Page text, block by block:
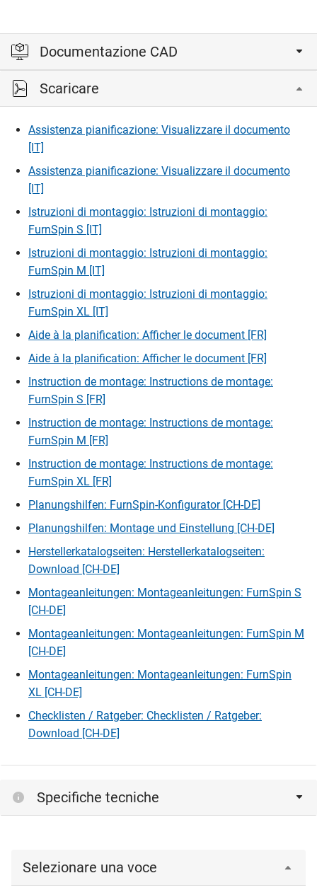
Documentazione CAD
Accedi per visualizzare e scaricare i file CAD.
Scaricare
Assistenza pianificazione: Visualizzare il documento
[IT]
Assistenza pianificazione: Visualizzare il documento
[IT]
Istruzioni di montaggio: Istruzioni di montaggio:
FurnSpin S [IT]
Istruzioni di montaggio: Istruzioni di montaggio:
FurnSpin M [IT]
Istruzioni di montaggio: Istruzioni di montaggio:
FurnSpin XL [IT]
Aide à la planification: Afficher le document [FR]
Aide à la planification: Afficher le document [FR]
Instruction de montage: Instructions de montage:
FurnSpin S [FR]
Instruction de montage: Instructions de montage:
FurnSpin M [FR]
Instruction de montage: Instructions de montage:
FurnSpin XL [FR]
Planungshilfen: FurnSpin-Konfigurator [CH-DE]
Planungshilfen: Montage und Einstellung [CH-DE]
Herstellerkatalogseiten: Herstellerkatalogseiten:
Download [CH-DE]
Montageanleitungen: Montageanleitungen: FurnSpin S
[CH-DE]
Montageanleitungen: Montageanleitungen: FurnSpin M
[CH-DE]
Montageanleitungen: Montageanleitungen: FurnSpin
XL [CH-DE]
Checklisten / Ratgeber: Checklisten / Ratgeber:
Download [CH-DE]
Specifiche tecniche
Selezionare una voce